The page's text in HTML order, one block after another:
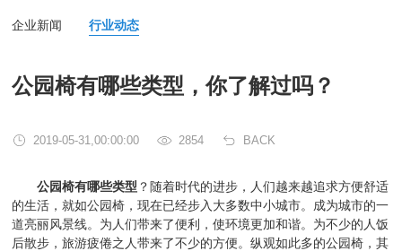
企业新闻 行业动态
公园椅有哪些类型，你了解过吗？
2019-05-31,00:00:00 2854 BACK
公园椅有哪些类型 ？随着时代的进步，人们越来越追求方便舒适
的生活，就如公园椅，现在已经步入大多数中小城市。成为城市的一
道亮丽风景线。为人们带来了便利，使环境更加和谐。为不少的人饭
后散步，旅游疲倦之人带来了不少的方便。纵观如此多的公园椅，其